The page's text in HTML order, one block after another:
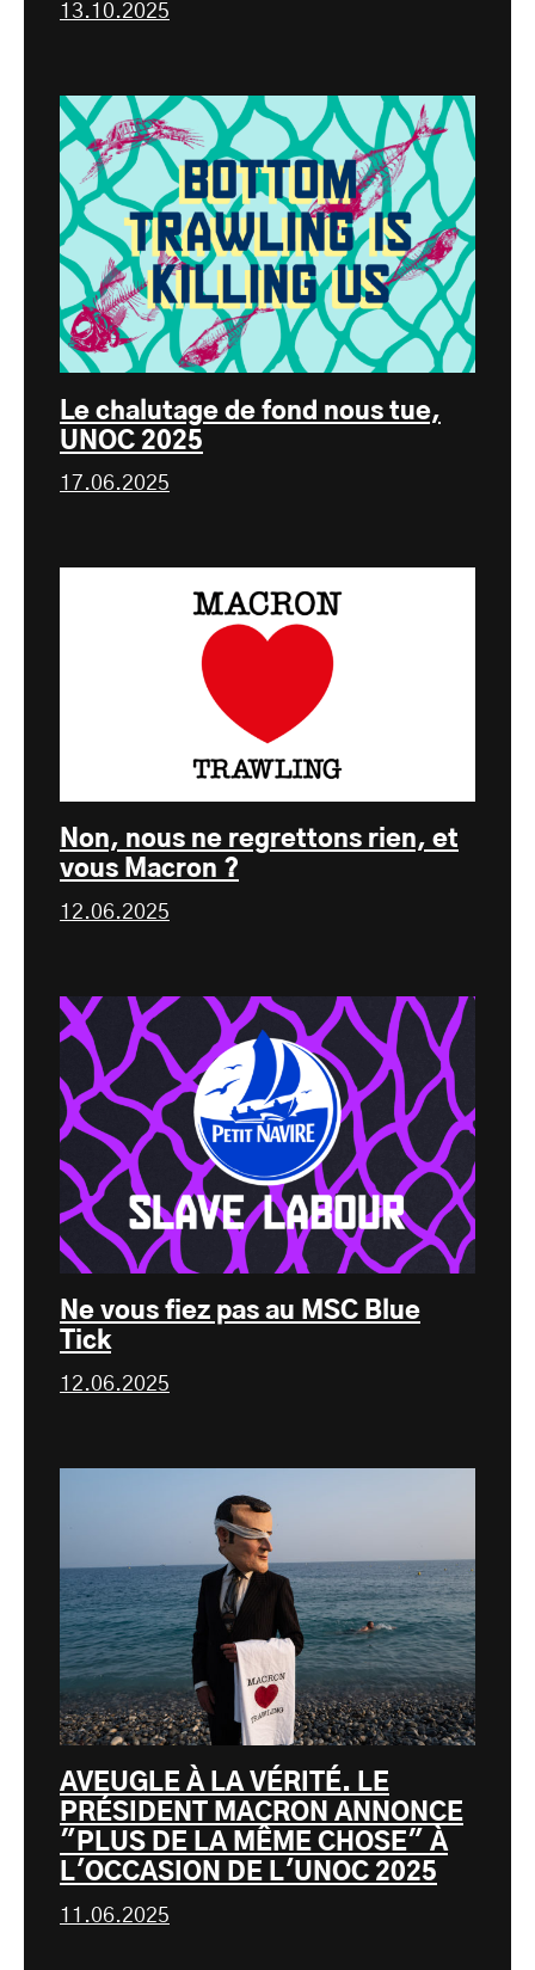
13.10.2025
Le chalutage de fond nous tue,
UNOC 2025
17.06.2025
Non, nous ne regrettons rien, et
vous Macron ?
12.06.2025
Ne vous fiez pas au MSC Blue
Tick
12.06.2025
AVEUGLE À LA VÉRITÉ. LE
PRÉSIDENT MACRON ANNONCE
"PLUS DE LA MÊME CHOSE" À
L'OCCASION DE L'UNOC 2025
11.06.2025